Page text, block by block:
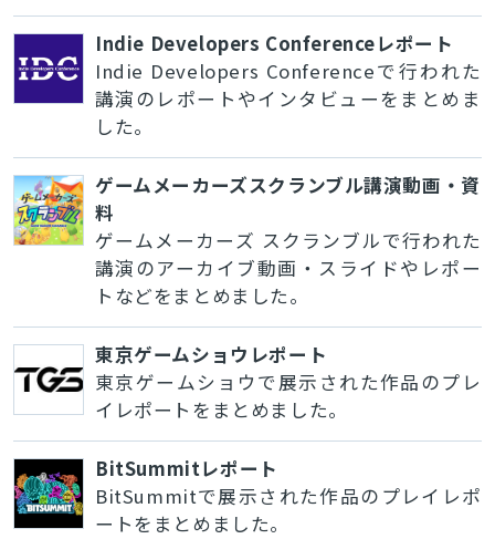
Indie Developers Conferenceレポート
Indie Developers Conferenceで行われた
講演のレポートやインタビューをまとめま
した。
ゲームメーカーズスクランブル講演動画・資
料
ゲームメーカーズ スクランブルで行われた
講演のアーカイブ動画・スライドやレポー
トなどをまとめました。
東京ゲームショウレポート
東京ゲームショウで展示された作品のプレ
イレポートをまとめました。
BitSummitレポート
BitSummitで展示された作品のプレイレポ
ートをまとめました。